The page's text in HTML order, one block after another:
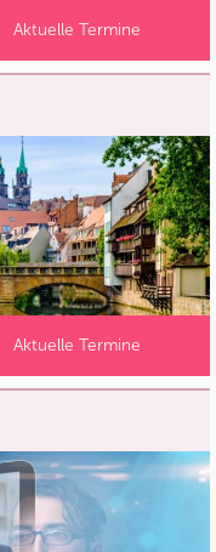
Aktuelle Termine
Aktuelle Termine